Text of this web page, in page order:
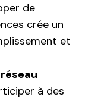
de
crée un
et
à des